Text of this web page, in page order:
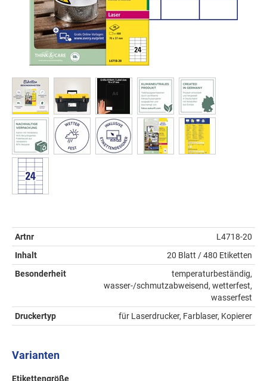
Artnr
L4718-20
Inhalt
20 Blatt / 480 Etiketten
Besonderheit
temperaturbeständig,
wasser-/schmutzabweisend, wetterfest,
wasserfest
Druckertyp
für Laserdrucker, Farblaser, Kopierer
Varianten
Etikettengröße